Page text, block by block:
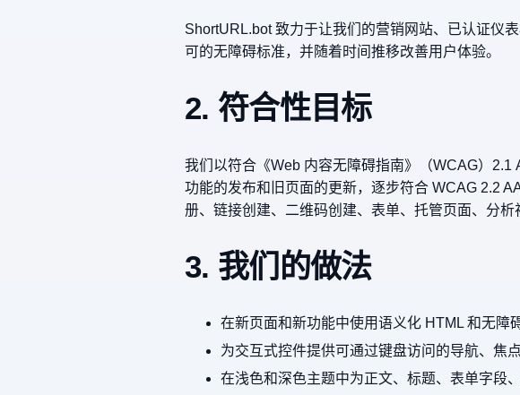
ShortURL.bot 致力于让我们的营销网站、已认证仪
可的无障碍标准，并随着时间推移改善用户体验。
2. 符合性目标
我们以符合《Web 内容无障碍指南》（WCAG）
功能的发布和旧页面的更新，逐步符合 WCAG 2.2
册、链接创建、二维码创建、表单、托管页面、分
3. 我们的做法
在新页面和新功能中使用语义化 HTML 和无障
为交互式控件提供可通过键盘访问的导航、焦
在浅色和深色主题中为正文、标题、表单字段